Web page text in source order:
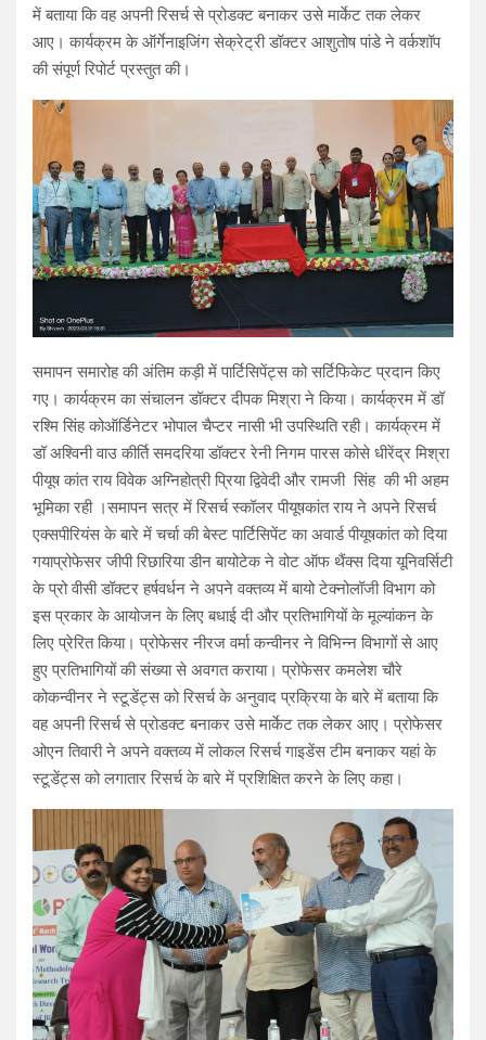
में बताया कि वह अपनी रिसर्च से प्रोडक्ट बनाकर उसे मार्केट तक लेकर
आए। कार्यक्रम के ऑर्गेनाइजिंग सेक्रेट्री डॉक्टर आशुतोष पांडे ने वर्कशॉप
की संपूर्ण रिपोर्ट प्रस्तुत की।
समापन समारोह की अंतिम कड़ी में पार्टिसिपेंट्स को सर्टिफिकेट प्रदान किए
गए। कार्यक्रम का संचालन डॉक्टर दीपक मिश्रा ने किया। कार्यक्रम में डॉ
रश्मि सिंह कोऑर्डिनेटर भोपाल चैप्टर नासी भी उपस्थिति रही। कार्यक्रम में
डॉ अश्विनी वाउ कीर्ति समदरिया डॉक्टर रेनी निगम पारस कोसे धीरेंद्र मिश्रा
पीयूष कांत राय विवेक अग्निहोत्री प्रिया द्विवेदी और रामजी सिंह की भी अहम
भूमिका रही ।समापन सत्र में रिसर्च स्कॉलर पीयूषकांत राय ने अपने रिसर्च
एक्सपीरियंस के बारे में चर्चा की बेस्ट पार्टिसिपेंट का अवार्ड पीयूषकांत को दिया
गयाप्रोफेसर जीपी रिछारिया डीन बायोटेक ने वोट ऑफ थैंक्स दिया यूनिवर्सिटी
के प्रो वीसी डॉक्टर हर्षवर्धन ने अपने वक्तव्य में बायो टेक्नोलॉजी विभाग को
इस प्रकार के आयोजन के लिए बधाई दी और प्रतिभागियों के मूल्यांकन के
लिए प्रेरित किया। प्रोफेसर नीरज वर्मा कन्वीनर ने विभिन्न विभागों से आए
हुए प्रतिभागियों की संख्या से अवगत कराया। प्रोफेसर कमलेश चौरे
कोकन्वीनर ने स्टूडेंट्स को रिसर्च के अनुवाद प्रक्रिया के बारे में बताया कि
वह अपनी रिसर्च से प्रोडक्ट बनाकर उसे मार्केट तक लेकर आए। प्रोफेसर
ओएन तिवारी ने अपने वक्तव्य में लोकल रिसर्च गाइडेंस टीम बनाकर यहां के
स्टूडेंट्स को लगातार रिसर्च के बारे में प्रशिक्षित करने के लिए कहा।